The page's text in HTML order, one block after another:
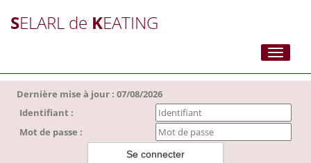
SELARL de KEATING
Toggle
Dernière mise à jour : 07/08/2026
Identifiant :
Mot de passe :